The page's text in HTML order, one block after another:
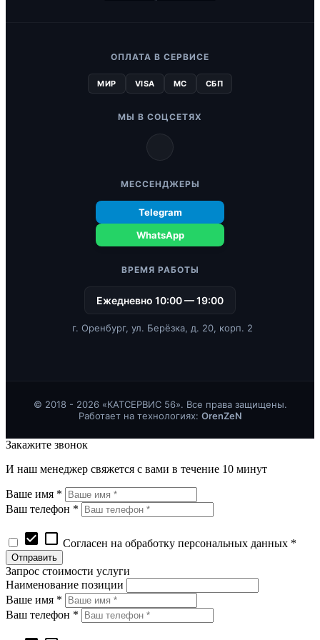
ОПЛАТА В СЕРВИСЕ
МИР VISA MC СБП
МЫ В СОЦСЕТЯХ
МЕССЕНДЖЕРЫ
Telegram
WhatsApp
ВРЕМЯ РАБОТЫ
Ежедневно 10:00 — 19:00
г. Оренбург, ул. Берёзка, д. 20, корп. 2
© 2018 - 2026 «КАТСЕРВИС 56». Все права защищены.
Работает на технологиях: OrenZeN
Закажите звонок
И наш менеджер свяжется с вами в течение 10 минут
Ваше имя *
Ваш телефон *
check_box check_box_outline_blank Согласен на обработку персональных данных *
Запрос стоимости услуги
Наименование позиции
Ваше имя *
Ваш телефон *